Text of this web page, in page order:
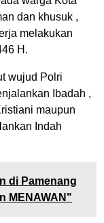
dan khusuk ,
melakukan
H.
wujud Polri
Ibadah ,
maupun
Indah
di Pamenang
MENAWAN"